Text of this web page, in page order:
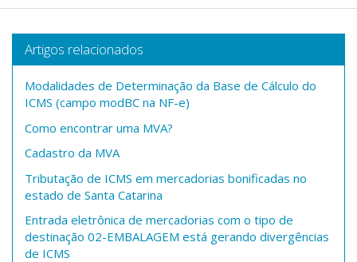
Artigos relacionados
Modalidades de Determinação da Base de Cálculo do
ICMS (campo modBC na NF-e)
Como encontrar uma MVA?
Cadastro da MVA
Tributação de ICMS em mercadorias bonificadas no
estado de Santa Catarina
Entrada eletrônica de mercadorias com o tipo de
destinação 02-EMBALAGEM está gerando divergências
de ICMS